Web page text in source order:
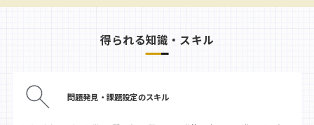
得られる知識・スキル
問題発見・課題設定のスキル